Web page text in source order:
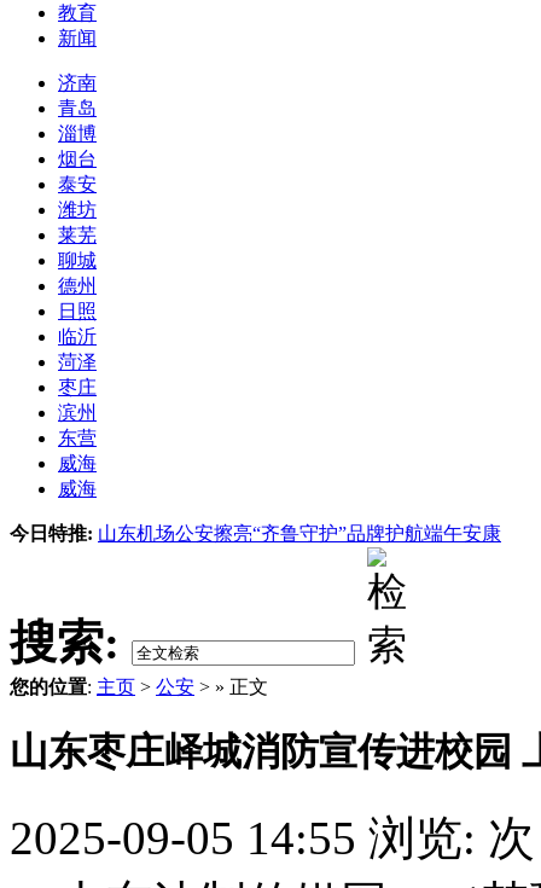
教育
新闻
济南
青岛
淄博
烟台
泰安
潍坊
莱芜
聊城
德州
日照
临沂
菏泽
枣庄
滨州
东营
威海
威海
今日特推: 山东机场公安擦亮“齐鲁守护”品牌护航端午安康
搜索:
您的位置: 主页 > 公安 > » 正文
山东枣庄峄城消防宣传进校园
2025-09-05 14:55 浏览: 次